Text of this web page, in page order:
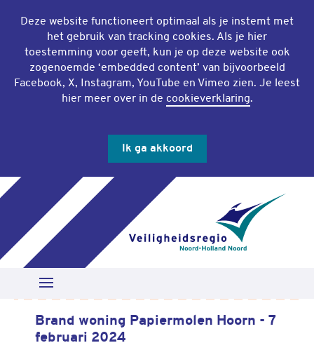
Deze website functioneert optimaal als je instemt met
het gebruik van tracking cookies. Als je hier
toestemming voor geeft, kun je op deze website ook
zogenoemde ‘embedded content’ van bijvoorbeeld
Facebook, X, Instagram, YouTube en Vimeo zien. Je leest
hier meer over in de cookieverklaring.
Ik ga akkoord
Open Menu
Zoeken
Brand woning Papiermolen Hoorn - 7
februari 2024